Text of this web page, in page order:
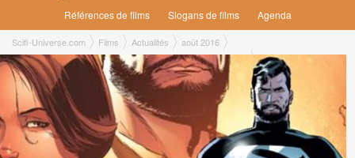
Références de films
Slogans de films Agenda
Scifi-Universe.com Films Actualités
août 2016
Superman en costume noir dans Justice League ? Possible...